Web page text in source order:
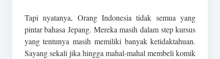
Tapi nyatanya, Orang Indonesia tidak semua yang
pintar bahasa Jepang. Mereka masih dalam step kursus
yang tentunya masih memiliki banyak ketidaktahuan.
Sayang sekali jika hingga mahal-mahal membeli komik